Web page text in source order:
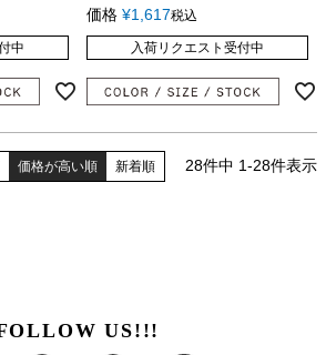
中
価格 ¥1,617税込
入荷リクエスト受付中
価格が高い順 新着順 28件中 1-28件表示
US!!!